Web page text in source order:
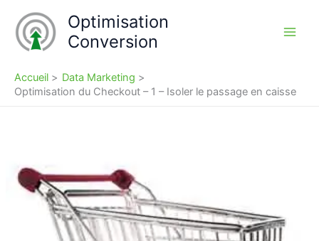
contenu
Optimisation
Conversion
Accueil
Data Marketing
Optimisation du Checkout – 1 – Isoler le passage en caisse